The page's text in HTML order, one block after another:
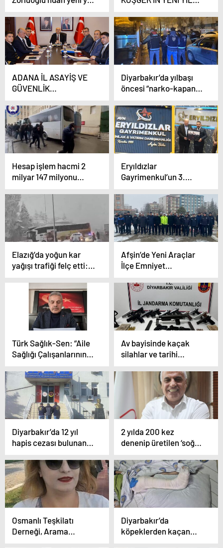
ADANA İL ASAYİŞ VE
GÜVENLİK
TOPLANTISI
GERÇEKLEŞTİRİLDİ
Diyarbakır’da yılbaşı
öncesi “narko-kapan”
Hesap işlem hacmi 2
milyar 147 milyonu
çökertildi: 12
tutuklama
Eryıldızlar
Gayrimenkul’un 3.
Programla Hizmete
Açıldı
Elazığ’da yoğun kar
yağışı trafiği felç etti:
geldi
Afşin’de Yeni Araçlar
İlçe Emniyet
Sunuldu
Türk Sağlık-Sen: “Aile
Sağlığı Çalışanlarının
Giderilmeli”
Av bayisinde kaçak
silahlar ve tarihi
Diyarbakır’da 12 yıl
hapis cezası bulunan
2 yılda 200 kez
denenip üretilen ‘soğuk
kapısı açtı
Osmanlı Teşkilatı
Derneği, Arama
Diyarbakır’da
köpeklerden kaçan